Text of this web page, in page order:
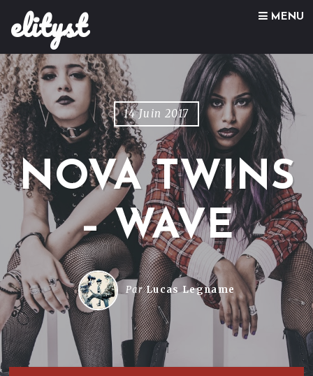
elityst MENU
Skip to content
14 Juin 2017
NOVA TWINS
– WAVE
ParLucas Legname